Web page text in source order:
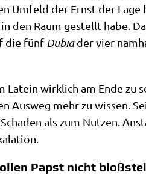
Umfeld der Ernst der
den Raum gestellt habe.
die fünf Dubiader vier
wirk­lich am Ende zu
Aus­weg mehr zu wis­sen.
als zum Nut­zen.
Papst nicht